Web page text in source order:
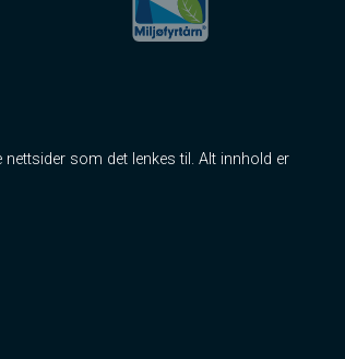
som det lenkes til. Alt innhold er